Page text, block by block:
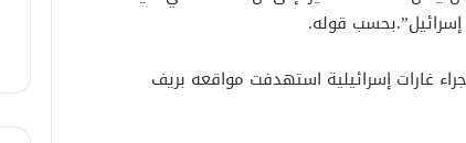
قوله.
غارات إسرائيلية استهدفت مواقعه بريف
المدنيين في ريف درعا
الإحتلال الإسرائيلي يتحرك في جبل